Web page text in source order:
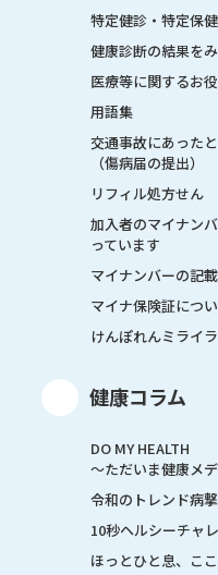
特定健診・特定保
健康診断の結果を
医療等に関するお
用語集
交通事故にあった
（傷病届の提出）
リフィル処方せん
加入者のマイナン
っています
マイナンバーの記
マイナ保険証につ
けんぽれんミライ
健康コラム
DO MY HEALTH
～ただいま健康メ
令和のトレンド病
10秒ヘルシーチャ
ほっとひと息、こ